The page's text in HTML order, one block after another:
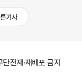
기사
전재·재배포 금지